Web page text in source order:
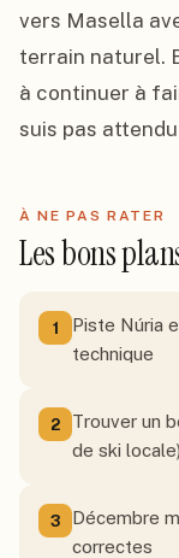
vers Masella
terrain naturel.
à continuer à
suis pas
À NE PAS RATER
Les bons
1
Piste Núria
technique
2
Trouver un
de ski locale)
3
Décembre
correctes